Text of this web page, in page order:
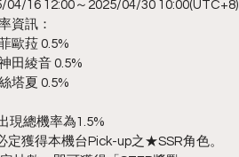
04/16 12:00～2025/04/30 10:00(UTC+8)
資訊：
歐菈 0.5%
田綾音 0.5%
塔夏 0.5%
現總機率為1.5%
獲得本機台Pick-up之★SSR角色。